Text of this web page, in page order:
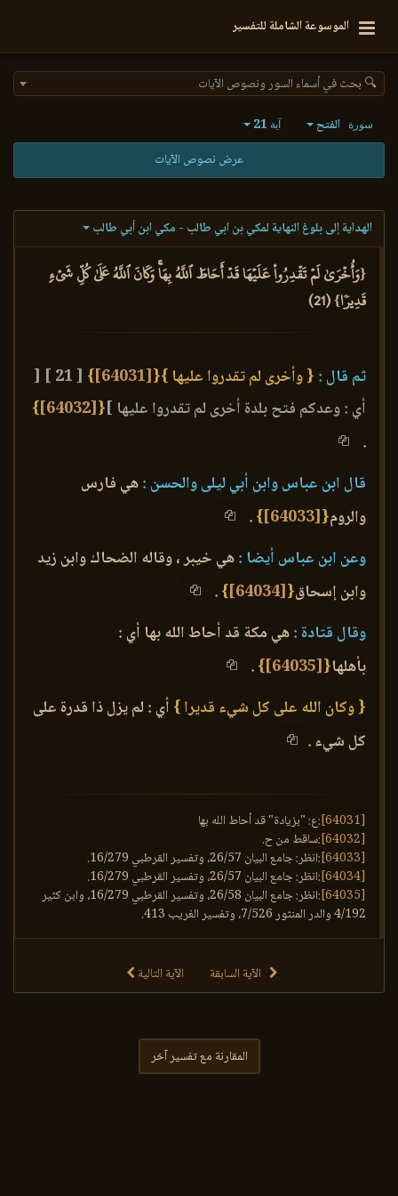
الموسوعة الشاملة للتفسير
🔍 بحث في أسماء السور ونصوص الآيات
سورة الفتح آية 21
عرض نصوص الآيات
الهداية إلى بلوغ النهاية لمكي بن ابي طالب - مكي ابن أبي طالب
{وَأُخۡرَىٰ لَمۡ تَقۡدِرُواْ عَلَيۡهَا قَدۡ أَحَاطَ ٱللَّهُ بِهَاۚ وَكَانَ ٱللَّهُ عَلَىٰ كُلِّ شَيۡءٖ
قَدِيرٗا} (21)
ثم قال : { وأخرى لم تقدروا عليها }{
[64031]
}
[ 21 ]
[
أي : وعدكم فتح بلدة أخرى لم تقدروا عليها ]{
[64032]
}
.
قال ابن عباس وابن أبي ليلى والحسن :هي فارس
والروم{
[64033]
}
.
وعن ابن عباس أيضا :هي خيبر ، وقاله الضحاك وابن زيد
وابن إسحاق{
[64034]
}
.
وقال قتادة :هي مكة قد أحاط الله بها أي :
بأهلها{
[64035]
}
.
{ وكان الله على كل شيء قديرا } أي : لم يزل ذا قدرة على
كل شيء .
[64031]
:ع: "بزيادة" قد أحاط الله بها
[64032]
:ساقط من ح.
[64033]
:انظر: جامع البيان 26/57، وتفسير القرطبي 16/279.
[64034]
:انظر: جامع البيان 26/57، وتفسير القرطبي 16/279.
[64035]
:انظر: جامع البيان 26/58، وتفسير القرطبي 16/279، وابن كثير
4/192 والدر المنثور 7/526، وتفسير الغريب 413.
الآية السابقة الآية التالية
المقارنة مع تفسير آخر